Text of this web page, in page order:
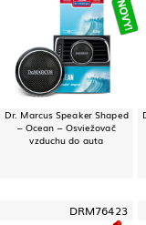
Dr. Marcus Speaker Shaped
– Ocean – Osviežovač
vzduchu do auta
DRM76423